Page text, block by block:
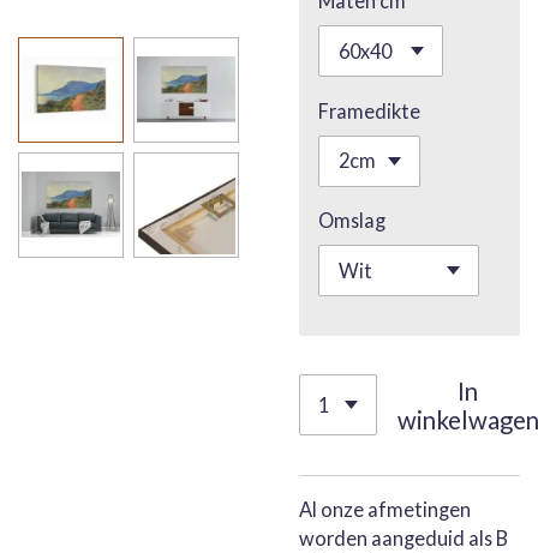
Framedikte
Omslag
In
winkelwagen
Al onze afmetingen
worden aangeduid als B